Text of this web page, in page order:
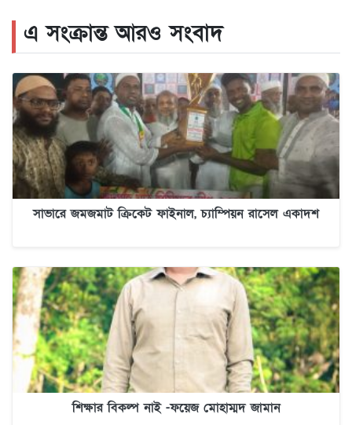
এ সংক্রান্ত আরও সংবাদ
সাভারে জমজমাট ক্রিকেট ফাইনাল, চ্যাম্পিয়ন রাসেল একাদশ
শিক্ষার বিকল্প নাই -ফয়েজ মোহাম্মদ জামান